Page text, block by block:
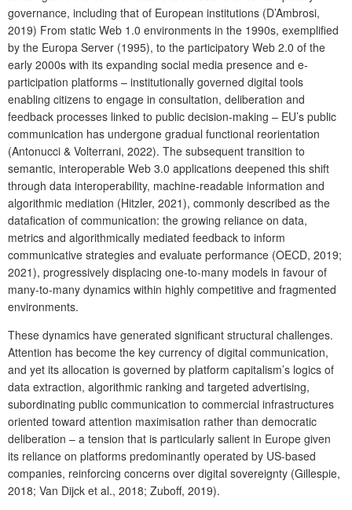
governance, including that of European institutions (D’Ambrosi,
2019) From static Web 1.0 environments in the 1990s, exemplified
by the Europa Server (1995), to the participatory Web 2.0 of the
early 2000s with its expanding social media presence and e-
participation platforms – institutionally governed digital tools
enabling citizens to engage in consultation, deliberation and
feedback processes linked to public decision-making – EU’s public
communication has undergone gradual functional reorientation
(Antonucci & Volterrani, 2022). The subsequent transition to
semantic, interoperable Web 3.0 applications deepened this shift
through data interoperability, machine-readable information and
algorithmic mediation (Hitzler, 2021), commonly described as the
datafication of communication: the growing reliance on data,
metrics and algorithmically mediated feedback to inform
communicative strategies and evaluate performance (OECD, 2019;
2021), progressively displacing one-to-many models in favour of
many-to-many dynamics within highly competitive and fragmented
environments.
These dynamics have generated significant structural challenges.
Attention has become the key currency of digital communication,
and yet its allocation is governed by platform capitalism’s logics of
data extraction, algorithmic ranking and targeted advertising,
subordinating public communication to commercial infrastructures
oriented toward attention maximisation rather than democratic
deliberation – a tension that is particularly salient in Europe given
its reliance on platforms predominantly operated by US-based
companies, reinforcing concerns over digital sovereignty (Gillespie,
2018; Van Dijck et al., 2018; Zuboff, 2019).